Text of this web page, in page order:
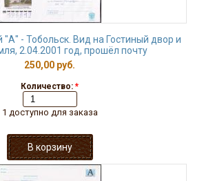
"А" - Тобольск. Вид на Гостиный двор и
2.04.2001 год, прошёл почту
250,00 руб.
Количество: *
1 доступно для заказа